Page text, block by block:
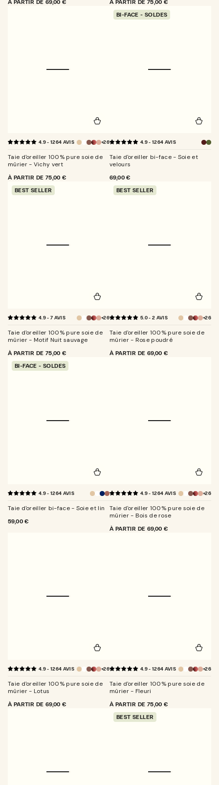
PRIX
À PARTIR DE 69,00 €
PRIX
NORMAL
À PARTIR DE 75,00 €
4.9 - 1264 AVIS +26
Taie d'oreiller 100% pure soie de
mûrier - Vichy vert
PRIX
NORMAL
À PARTIR DE 75,00 €
4.9 - 1264 AVIS
Taie d'oreiller bi-face - Soie et
velours
PRIX
NORMAL
69,00 €
BI-FACE - SOLDES
4.9 - 7 AVIS +26
Taie d'oreiller 100% pure soie de
mûrier - Motif Nuit sauvage
PRIX
NORMAL
À PARTIR DE 75,00 €
BEST SELLER
5.0 - 2 AVIS +26
Taie d'oreiller 100% pure soie de
mûrier - Rose poudré
PRIX
À PARTIR DE 69,00 €
BEST SELLER
4.9 - 1264 AVIS Champagne
Blanc
bleu
nuit
camel
Taie d'oreiller bi-face - Soie et lin
PRIX
59,00 €
BI-FACE - SOLDES
4.9 - 1264 AVIS
Bois
de
+26
Taie d'oreiller 100% pure soie de
mûrier - Bois de rose
PRIX
À PARTIR DE 69,00 €
4.9 - 1264 AVIS +26
Taie d'oreiller 100% pure soie de
mûrier - Lotus
PRIX
À PARTIR DE 69,00 €
4.9 - 1264 AVIS +26
Taie d'oreiller 100% pure soie de
mûrier - Fleuri
PRIX
NORMAL
À PARTIR DE 75,00 €
BEST SELLER